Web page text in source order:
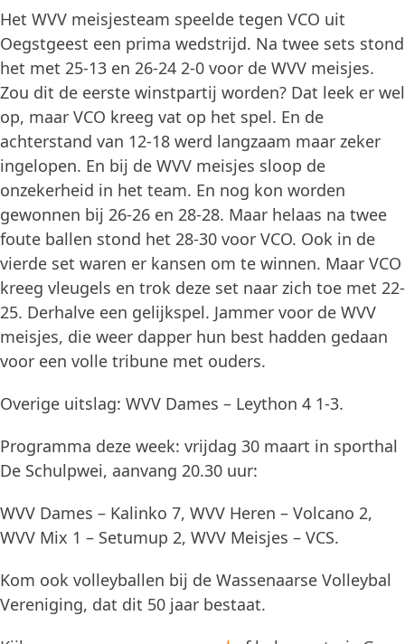
Het WVV meisjesteam speelde tegen VCO uit
Oegstgeest een prima wedstrijd. Na twee sets stond
het met 25-13 en 26-24 2-0 voor de WVV meisjes.
Zou dit de eerste winstpartij worden? Dat leek er wel
op, maar VCO kreeg vat op het spel. En de
achterstand van 12-18 werd langzaam maar zeker
ingelopen. En bij de WVV meisjes sloop de
onzekerheid in het team. En nog kon worden
gewonnen bij 26-26 en 28-28. Maar helaas na twee
foute ballen stond het 28-30 voor VCO. Ook in de
vierde set waren er kansen om te winnen. Maar VCO
kreeg vleugels en trok deze set naar zich toe met 22-
25. Derhalve een gelijkspel. Jammer voor de WVV
meisjes, die weer dapper hun best hadden gedaan
voor een volle tribune met ouders.
Overige uitslag: WVV Dames – Leython 4 1-3.
Programma deze week: vrijdag 30 maart in sporthal
De Schulpwei, aanvang 20.30 uur:
WVV Dames – Kalinko 7, WVV Heren – Volcano 2,
WVV Mix 1 – Setumup 2, WVV Meisjes – VCS.
Kom ook volleyballen bij de Wassenaarse Volleybal
Vereniging, dat dit 50 jaar bestaat.